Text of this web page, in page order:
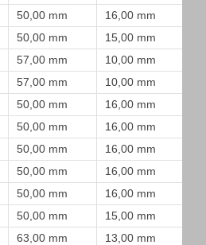
50,00 mm
16,00 mm
50,00 mm
15,00 mm
57,00 mm
10,00 mm
57,00 mm
10,00 mm
50,00 mm
16,00 mm
50,00 mm
16,00 mm
50,00 mm
16,00 mm
50,00 mm
16,00 mm
50,00 mm
16,00 mm
50,00 mm
15,00 mm
63,00 mm
13,00 mm